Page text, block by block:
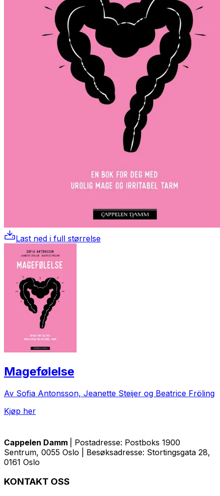
Last ned i full størrelse
Magefølelse
Av Sofia Antonsson, Jeanette Steijer og Beatrice Fröling
Kjøp her
Cappelen Damm
| Postadresse: Postboks 1900
Sentrum, 0055 Oslo | Besøksadresse: Stortingsgata 28,
0161 Oslo
KONTAKT OSS